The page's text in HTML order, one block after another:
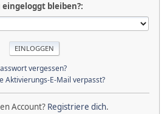
bleiben?:
vergessen?
Aktivierungs-E-Mail verpasst?
Account? Registriere dich.